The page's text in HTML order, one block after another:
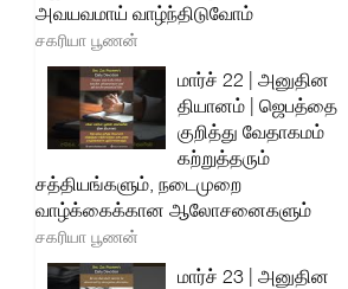
அவயவமாய் வாழ்ந்திடுவோம்
சகரியா பூணன்
மார்ச் 22 | அனுதின
தியானம் | ஜெபத்தை
குறித்து வேதாகமம்
கற்றுத்தரும்
சத்தியங்களும், நடைமுறை
வாழ்க்கைக்கான ஆலோசனைகளும்
சகரியா பூணன்
மார்ச் 23 | அனுதின